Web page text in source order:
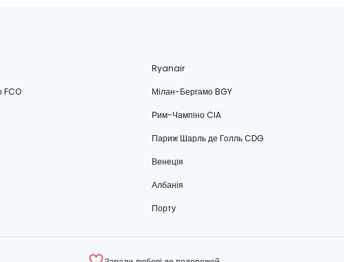
Ryanair
FCO
Мілан-Бергамо BGY
Рим-Чампіно CIA
Париж Шарль де Голль CDG
Венеція
Албанія
Порту